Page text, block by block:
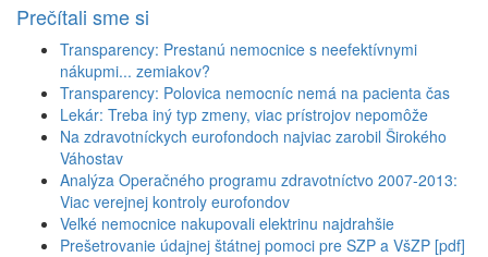
Prečítali sme si
Transparency: Prestanú nemocnice s neefektívnymi
nákupmi... zemiakov?
Transparency: Polovica nemocníc nemá na pacienta čas
Lekár: Treba iný typ zmeny, viac prístrojov nepomôže
Na zdravotníckych eurofondoch najviac zarobil Širokého
Váhostav
Analýza Operačného programu zdravotníctvo 2007-2013:
Viac verejnej kontroly eurofondov
Veľké nemocnice nakupovali elektrinu najdrahšie
Prešetrovanie údajnej štátnej pomoci pre SZP a VšZP [pdf]